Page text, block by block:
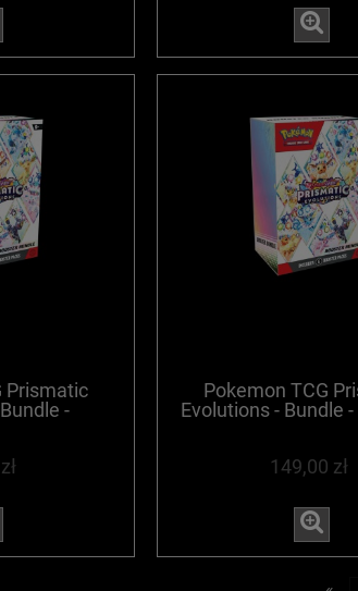
Prismatic
-
Pokemon TCG
Evolutions - Bundle
149,00 zł